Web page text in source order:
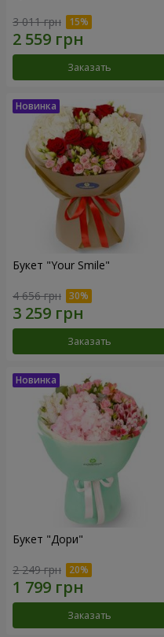
3 011 грн
Заказать
Букет "Your Smile"
4 656 грн
Заказать
Букет "Дори"
2 249 грн
Заказать